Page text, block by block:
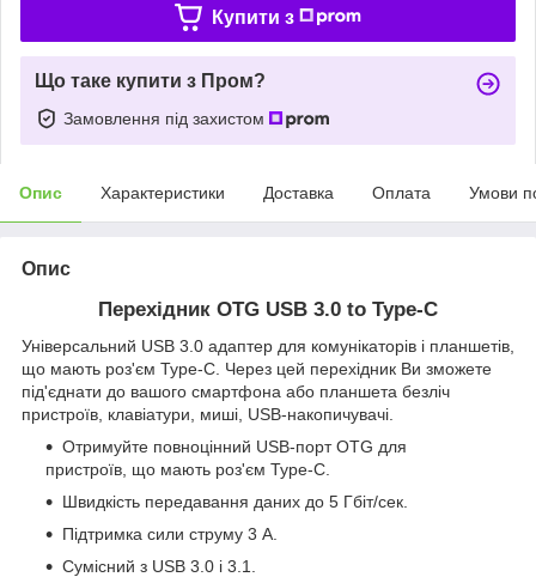
Купити з
Що таке купити з Пром?
Замовлення під захистом
Опис Характеристики Доставка Оплата Умови
Опис
Перехідник OTG USB 3.0 to Type-C
Універсальний USB 3.0 адаптер для комунікаторів і планшетів,
що мають роз'єм Type-C. Через цей перехідник Ви зможете
під'єднати до вашого смартфона або планшета безліч
пристроїв, клавіатури, миші, USB-накопичувачі.
Отримуйте повноцінний USB-порт OTG для
пристроїв, що мають роз'єм Type-С.
Швидкість передавання даних до 5 Гбіт/сек.
Підтримка сили струму 3 А.
Сумісний з USB 3.0 і 3.1.